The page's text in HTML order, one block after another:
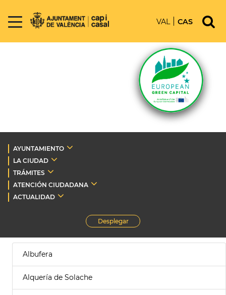
VAL CAS
AYUNTAMIENTO
LA CIUDAD
TRÁMITES
ATENCIÓN CIUDADANA
ACTUALIDAD
Desplegar
Albufera
Alquería de Solache